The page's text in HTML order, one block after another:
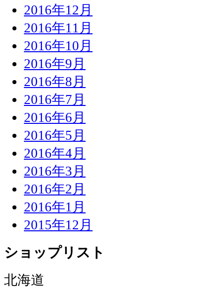
2016年12月
2016年11月
2016年10月
2016年9月
2016年8月
2016年7月
2016年6月
2016年5月
2016年4月
2016年3月
2016年2月
2016年1月
2015年12月
ショップリスト
北海道